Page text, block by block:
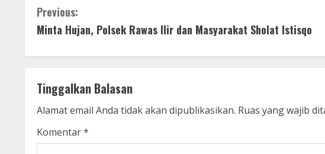
C
o
n
t
i
n
Previous:
Minta Hujan, Polsek Rawas Ilir dan Masyarakat Sholat Istisqo
Tinggalkan Balasan
Alamat email Anda tidak akan dipublikasikan. Ruas yang wajib
Komentar*